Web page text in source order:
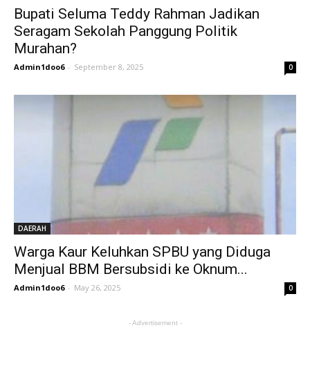
Bupati Seluma Teddy Rahman Jadikan
Seragam Sekolah Panggung Politik
Murahan?
Admin1doo6 - September 8, 2025 0
DAERAH
Warga Kaur Keluhkan SPBU yang Diduga
Menjual BBM Bersubsidi ke Oknum...
Admin1doo6 - May 26, 2025 0
- Advertisement -